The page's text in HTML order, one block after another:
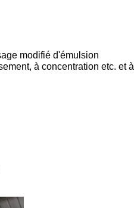
modifié d'émulsion
à concentration etc. et à